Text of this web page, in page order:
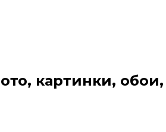
картинки,